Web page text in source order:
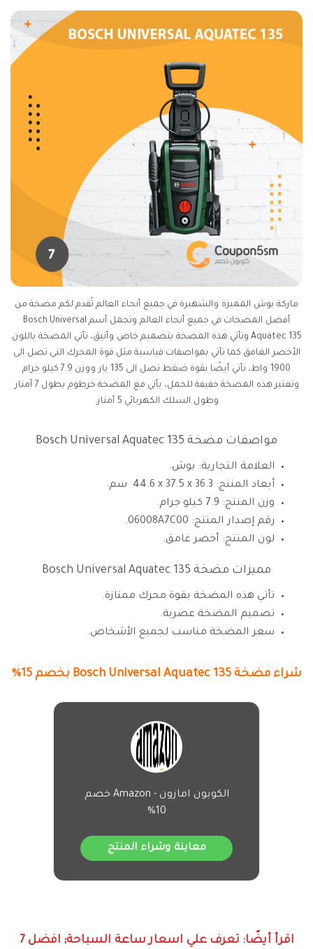
ماركة بوش المميزة والشهيرة في جميع أنحاء العالم تُقدم لكم مضخة من
أفضل المضخات في جميع أنحاء العالم وتحمل أسم Bosch Universal
Aquatec 135 وتأتي هذه المضخة بتصميم خاص وأنيق، تأتي المضخة باللون
الأخضر الغامق كما تأتي بمواصفات قياسية مثل قوة المحرك التى تصل الى
1900 واط، تأتي أيضًا بقوة ضغط تصل الى 135 بار ووزن 7.9 كيلو جرام
وتعتبر هذه المضخة خفيفة للحمل، يأتي مع المضخة خرطوم بطول 7 أمتار
وطول السلك الكهربائي 5 أمتار.
مواصفات مضخة Bosch Universal Aquatec 135
العلامة التجارية: بوش.
أبعاد المنتج: ‎ 44.6 x 37.5 x 36.3 سم.
وزن المنتج: 7.9 كيلو جرام.
رقم إصدار المنتج: 06008A7C00.
لون المنتج: أخضر غامق.
مميزات مضخة Bosch Universal Aquatec 135
تأتي هذه المضخة بقوة محرك ممتازة.
تصميم المضخة عصرية.
سعر المضخة مناسب لجميع الأشخاص.
شراءمضخة Bosch Universal Aquatec 135 بخصم 15%
الكوبون امازون - Amazon خصم
10%
معاينة وشراء المنتج
اقرأ أيضًا: تعرف علي اسعار ساعة السباحة; افضل 7